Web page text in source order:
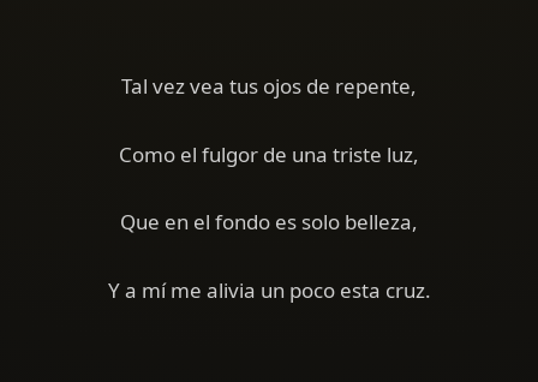
Tal vez vea tus ojos de repente,
Como el fulgor de una triste luz,
Que en el fondo es solo belleza,
Y a mí me alivia un poco esta cruz.